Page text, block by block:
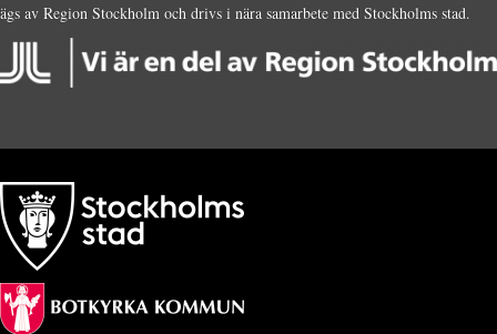
ägs av Region Stockholm och drivs i nära samarbete med Stockholms stad.